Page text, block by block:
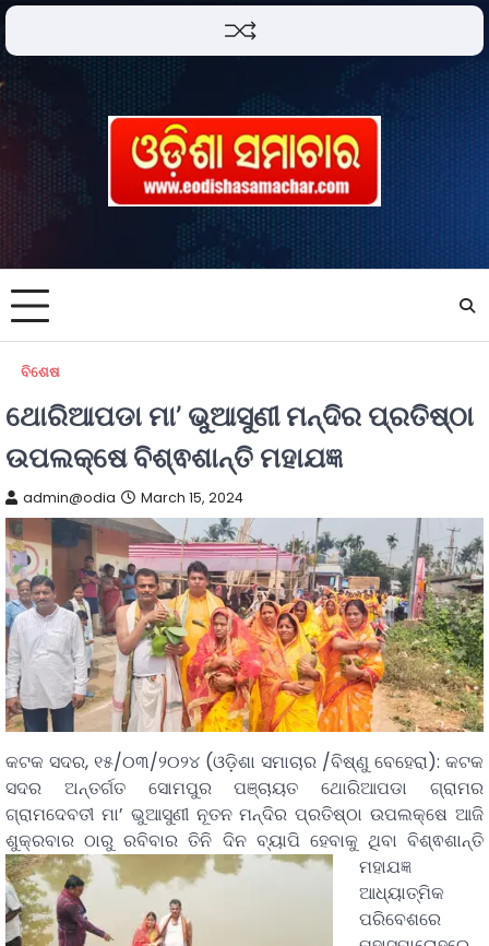
ବିଶେଷ
ଥୋରିଆପଡା ମା’ ଭୁଆସୁଣୀ ମନ୍ଦିର ପ୍ରତିଷ୍ଠା
ଉପଲକ୍ଷେ ବିଶ୍ଵଶାନ୍ତି ମହାଯଜ୍ଞ
admin@odia March 15, 2024
କଟକ ସଦର, ୧୫/୦୩/୨୦୨୪ (ଓଡ଼ିଶା ସମାଚାର /ବିଷ୍ଣୁ ବେହେରା): କଟକ
ସଦର ଅନ୍ତର୍ଗତ ସୋମପୁର ପଞ୍ଚାୟତ ଥୋରିଆପଡା ଗ୍ରାମର
ଗ୍ରାମଦେବତୀ ମା’ ଭୁଆସୁଣୀ ନୂତନ ମନ୍ଦିର ପ୍ରତିଷ୍ଠା ଉପଲକ୍ଷେ ଆଜି
ଶୁକ୍ରବାର ଠାରୁ ରବିବାର ତିନି ଦିନ ବ୍ୟାପି ହେବାକୁ ଥିବା ବିଶ୍ଵଶାନ୍ତି
ମହାଯଜ୍ଞ
ଆଧ୍ୟାତ୍ମିକ
ପରିବେଶରେ